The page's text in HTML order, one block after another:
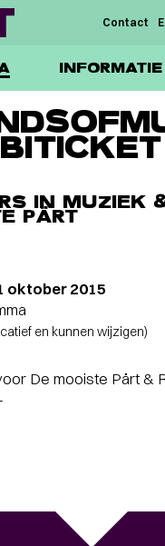
INFORMATIE
Contact
IN MUZIEK
PÄRT
oktober 2015
en kunnen wijzigen)
De mooiste Pärt &